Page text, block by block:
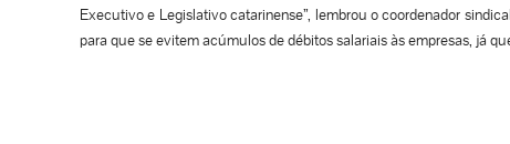
Executivo e Legislativo catarinense”, lembrou o coordenador
para que se evitem acúmulos de débitos salariais às empresas, já